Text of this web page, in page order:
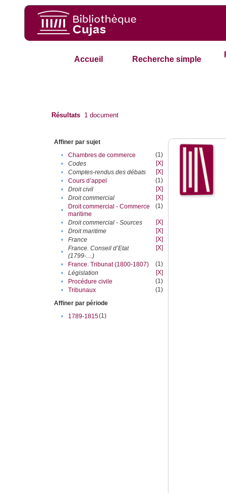
Accueil Recherche simple
Résultats 1 document
Affiner par sujet
•
Chambres de commerce
(1)
•
Codes
[X]
•
Comptes-rendus des débats
[X]
•
Cours d’appel
(1)
•
Droit civil
[X]
•
Droit commercial
[X]
•
Droit commercial - Commerce
maritime
(1)
• Droit commercial - Sources
[X]
•
Droit maritime
[X]
•
France
[X]
•
France. Conseil d’Etat
(1799-....)
[X]
• France. Tribunat (1800-1807)
(1)
•
Législation
[X]
•
Procédure civile
(1)
•
Tribunaux
(1)
Affiner par période
•
1789-1815(1)